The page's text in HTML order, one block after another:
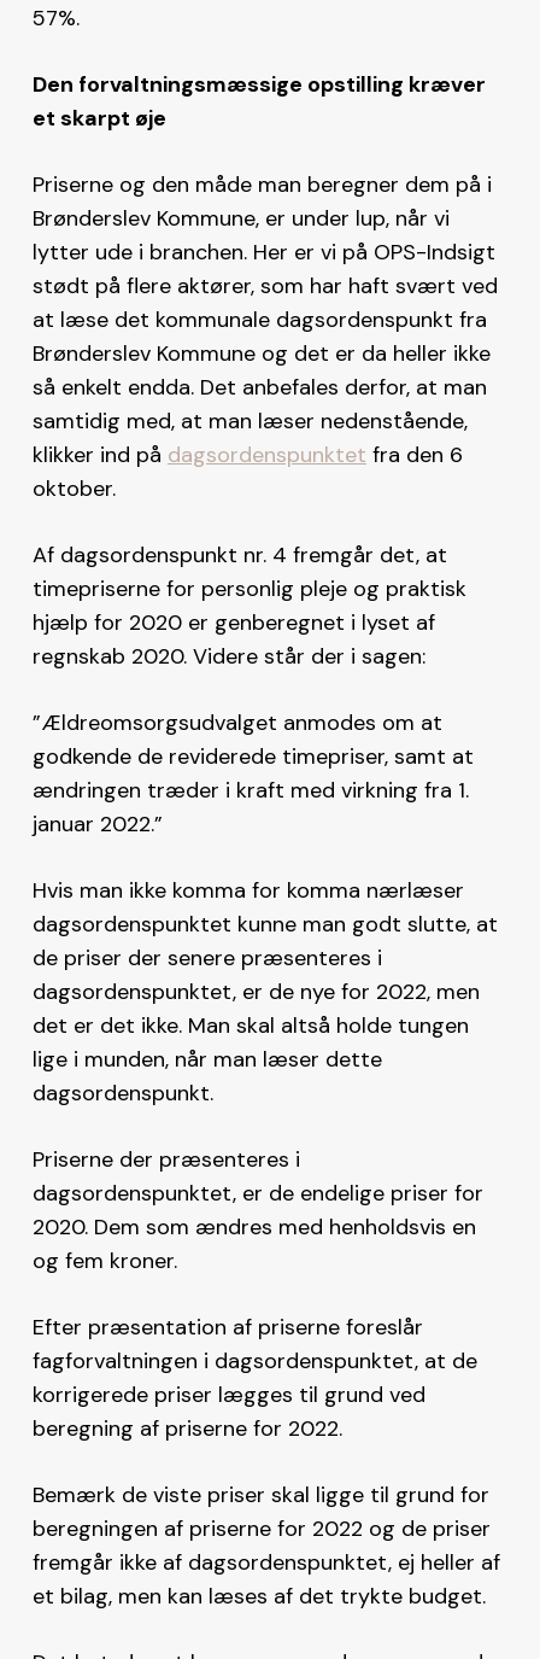
57%.
Den forvaltningsmæssige opstilling kræver
et skarpt øje
Priserne og den måde man beregner dem på i
Brønderslev Kommune, er under lup, når vi
lytter ude i branchen. Her er vi på OPS-Indsigt
stødt på flere aktører, som har haft svært ved
at læse det kommunale dagsordenspunkt fra
Brønderslev Kommune og det er da heller ikke
så enkelt endda. Det anbefales derfor, at man
samtidig med, at man læser nedenstående,
klikker ind på dagsordenspunktet fra den 6
oktober.
Af dagsordenspunkt nr. 4 fremgår det, at
timepriserne for personlig pleje og praktisk
hjælp for 2020 er genberegnet i lyset af
regnskab 2020. Videre står der i sagen:
”Ældreomsorgsudvalget anmodes om at
godkende de reviderede timepriser, samt at
ændringen træder i kraft med virkning fra 1.
januar 2022.”
Hvis man ikke komma for komma nærlæser
dagsordenspunktet kunne man godt slutte, at
de priser der senere præsenteres i
dagsordenspunktet, er de nye for 2022, men
det er det ikke. Man skal altså holde tungen
lige i munden, når man læser dette
dagsordenspunkt.
Priserne der præsenteres i
dagsordenspunktet, er de endelige priser for
2020. Dem som ændres med henholdsvis en
og fem kroner.
Efter præsentation af priserne foreslår
fagforvaltningen i dagsordenspunktet, at de
korrigerede priser lægges til grund ved
beregning af priserne for 2022.
Bemærk de viste priser skal ligge til grund for
beregningen af priserne for 2022 og de priser
fremgår ikke af dagsordenspunktet, ej heller af
et bilag, men kan læses af det trykte budget.